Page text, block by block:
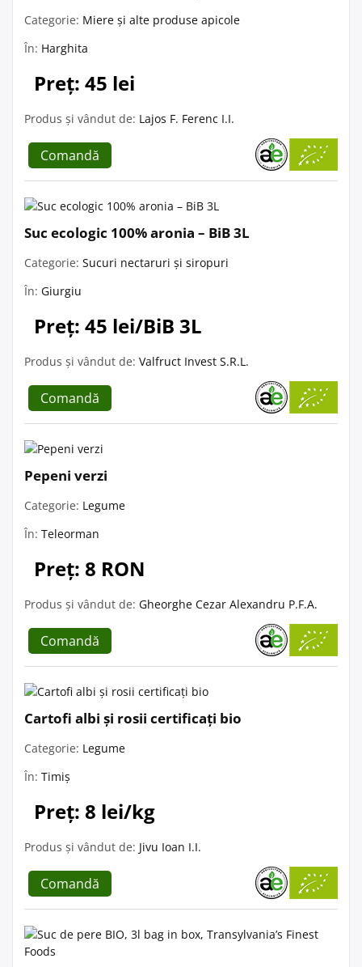
Categorie: Miere și alte produse apicole
În: Harghita
Preț: 45 lei
Produs și vândut de: Lajos F. Ferenc I.I.
Comandă
Suc ecologic 100% aronia – BiB 3L
Categorie: Sucuri nectaruri și siropuri
În: Giurgiu
Preț: 45 lei/BiB 3L
Produs și vândut de: Valfruct Invest S.R.L.
Comandă
Pepeni verzi
Categorie: Legume
În: Teleorman
Preț: 8 RON
Produs și vândut de: Gheorghe Cezar Alexandru P.F.A.
Comandă
Cartofi albi și rosii certificați bio
Categorie: Legume
În: Timiș
Preț: 8 lei/kg
Produs și vândut de: Jivu Ioan I.I.
Comandă